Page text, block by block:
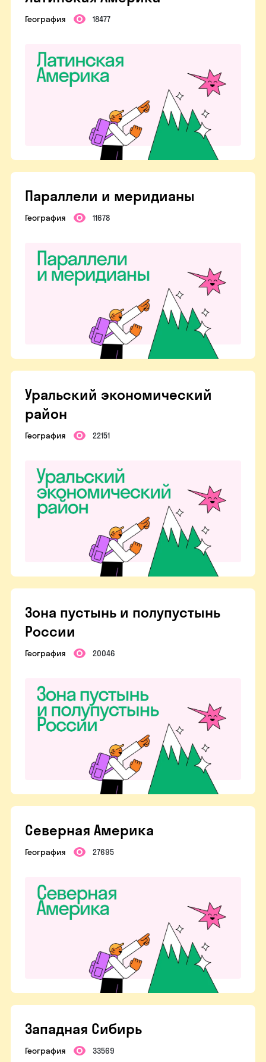
Параллели и меридианы
География 11678
География 18477
Уральский экономический
район
География 22151
Зона пустынь и полупустынь
России
География 20046
Западная Сибирь
География 33569
Северная Америка
География 27695